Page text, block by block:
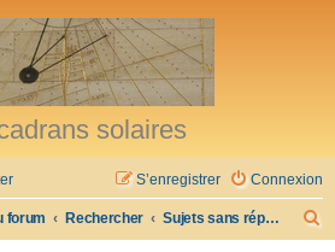
solaires
Connexion
S’enregistrer
forum Rechercher Sujets sans réponse